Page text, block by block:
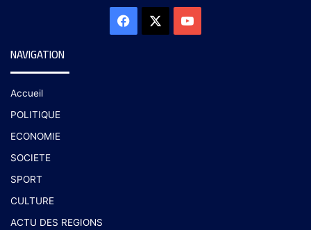
NAVIGATION
Accueil
POLITIQUE
ECONOMIE
SOCIETE
SPORT
CULTURE
ACTU DES REGIONS